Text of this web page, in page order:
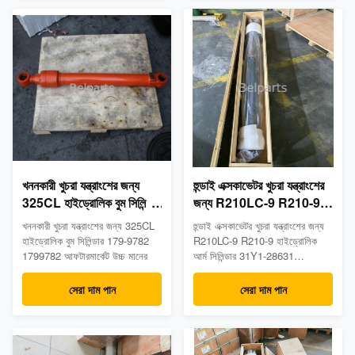
খননকারী খুচরা যন্ত্রাংশের জন্য
325CL হাইড্রোলিক বুম সিলিন্ডার
179-9782 1799782
আফটারমার্কেট উচ্চ মানের
খননকারী খুচরা যন্ত্রাংশের জন্য 325CL
হাইড্রোলিক বুম সিলিন্ডার 179-9782
1799782 আফটারমার্কেট উচ্চ মানের
সেরা দাম পান
হুন্ডাই এক্সকাভেটর খুচরা যন্ত্রাংশের
জন্য R210LC-9 R210-9
হাইড্রোলিক আর্ম সিলিন্ডার 31Y1-
28631 আফটারমার্কেট উচ্চ মানের
হুন্ডাই এক্সকাভেটর খুচরা যন্ত্রাংশের জন্য
R210LC-9 R210-9 হাইড্রোলিক
আর্ম সিলিন্ডার 31Y1-28631
আফটারমার্কেট উচ্চ মানের
সেরা দাম পান